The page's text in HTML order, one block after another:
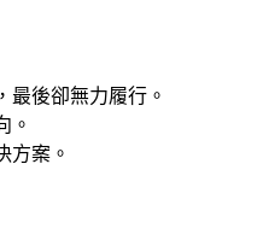
最後卻無力履行。
。
方案。